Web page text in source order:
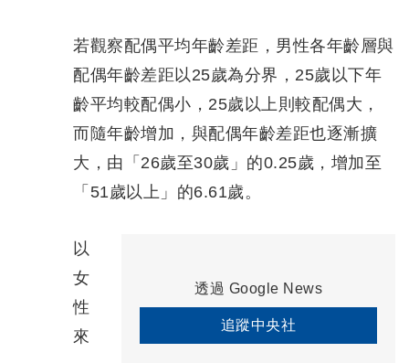
若觀察配偶平均年齡差距，男性各年齡層與
配偶年齡差距以25歲為分界，25歲以下年
齡平均較配偶小，25歲以上則較配偶大，
而隨年齡增加，與配偶年齡差距也逐漸擴
大，由「26歲至30歲」的0.25歲，增加至
「51歲以上」的6.61歲。
透過 Google News
追蹤中央社
以
女
性
來